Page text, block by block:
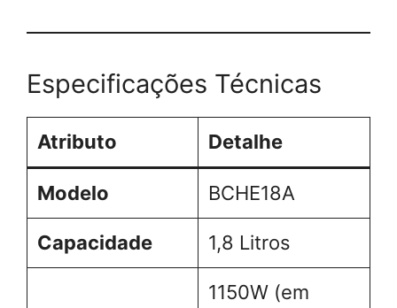
Especificações Técnicas
Atributo Detalhe
Modelo BCHE18A
Capacidade 1,8 Litros
1150W (em